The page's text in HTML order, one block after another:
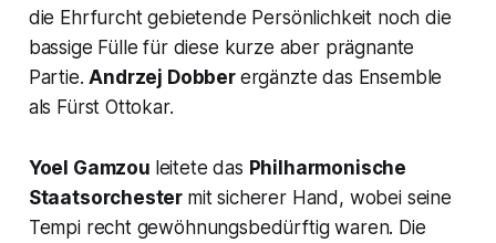
die Ehrfurcht gebietende Persönlichkeit noch die
bassige Fülle für diese kurze aber prägnante
Partie.Andrzej Dobber ergänzte das Ensemble
als Fürst Ottokar.
Yoel Gamzou leitete das Philharmonische
Staatsorchester mit sicherer Hand, wobei seine
Tempi recht gewöhnungsbedürftig waren. Die